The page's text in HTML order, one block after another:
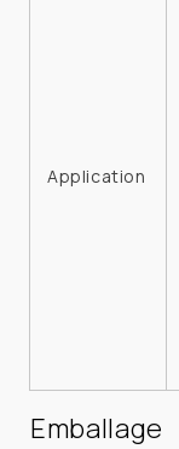
Application
Emballage